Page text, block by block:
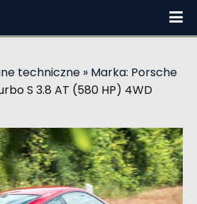
techniczne » Marka: Porsche
S 3.8 AT (580 HP) 4WD